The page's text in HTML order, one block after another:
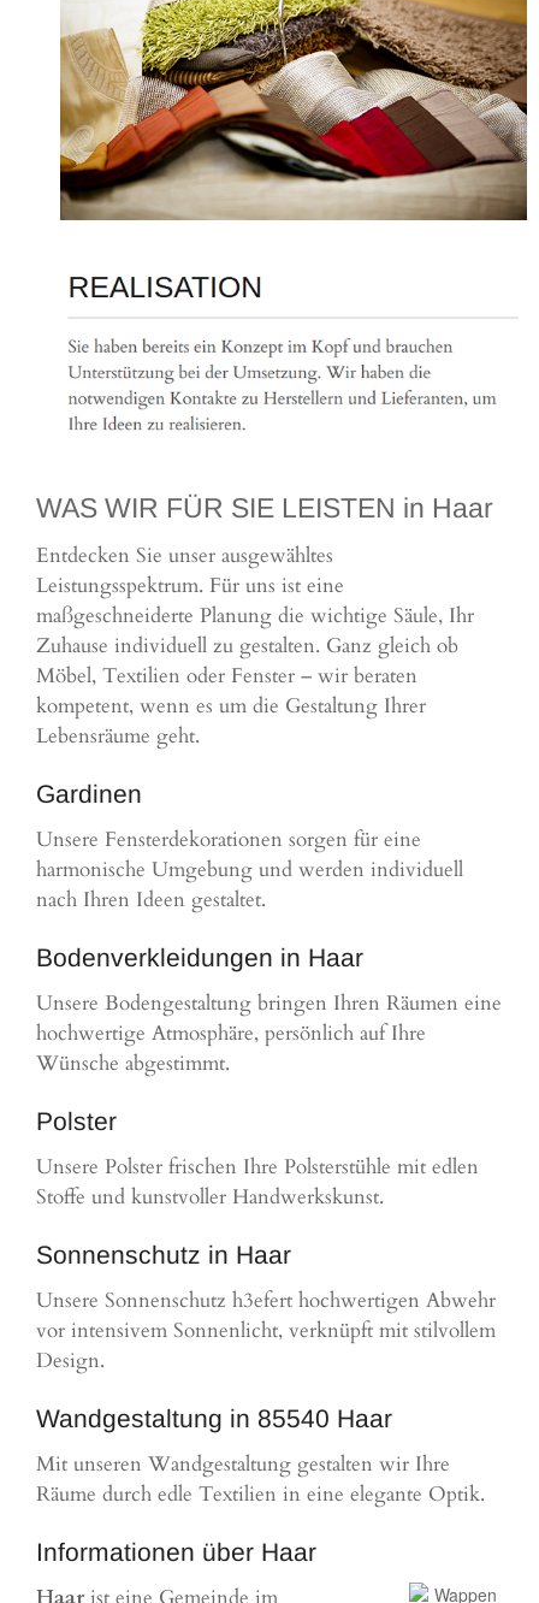
WAS WIR FÜR SIE LEISTEN in Haar
Entdecken Sie unser ausgewähltes
Leistungsspektrum. Für uns ist eine
maßgeschneiderte Planung die wichtige Säule, Ihr
Zuhause individuell zu gestalten. Ganz gleich ob
Möbel, Textilien oder Fenster – wir beraten
kompetent, wenn es um die Gestaltung Ihrer
Lebensräume geht.
Gardinen
Unsere Fensterdekorationen sorgen für eine
harmonische Umgebung und werden individuell
nach Ihren Ideen gestaltet.
Bodenverkleidungen in Haar
Unsere Bodengestaltung bringen Ihren Räumen eine
hochwertige Atmosphäre, persönlich auf Ihre
Wünsche abgestimmt.
Polster
Unsere Polster frischen Ihre Polsterstühle mit edlen
Stoffe und kunstvoller Handwerkskunst.
Sonnenschutz in Haar
Unsere Sonnenschutz h3efert hochwertigen Abwehr
vor intensivem Sonnenlicht, verknüpft mit stilvollem
Design.
Wandgestaltung in 85540 Haar
Mit unseren Wandgestaltung gestalten wir Ihre
Räume durch edle Textilien in eine elegante Optik.
Informationen über Haar
Haar ist eine Gemeinde im